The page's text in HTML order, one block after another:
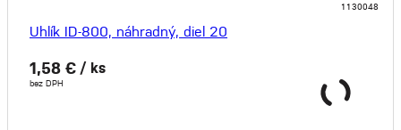
1130048
Uhlík ID-800, náhradný, diel 20
1,58 € / ks
bez DPH